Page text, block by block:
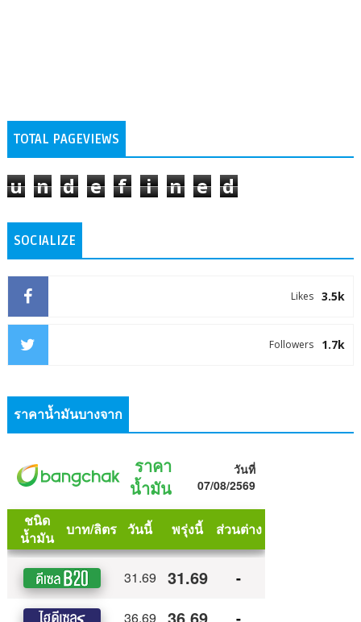
TOTAL PAGEVIEWS
u n d e f i n e d
SOCIALIZE
3.5k
Likes
1.7k
Followers
ราคาน้ำมันบางจาก